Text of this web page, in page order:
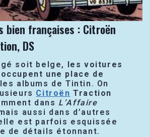
bien françaises : Citroën
DS
soit belge, les voitures
une place de
albums de Tintin. On
Citroën Traction
dans L’Affaire
aussi dans d’autres
est parfois esquissée
de détails étonnant.